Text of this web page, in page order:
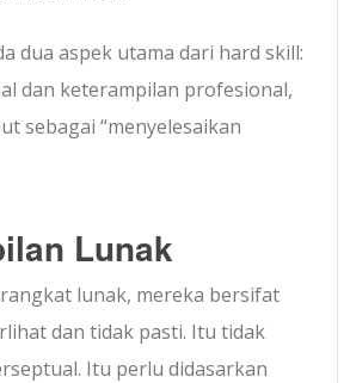
dua aspek utama dari hard skill:
dan keterampilan profesional,
sebagai “menyelesaikan
Lunak
lunak, mereka bersifat
dan tidak pasti. Itu tidak
Itu perlu didasarkan